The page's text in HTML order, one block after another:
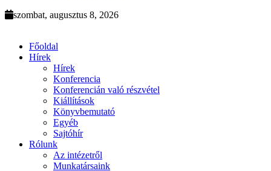
szombat, augusztus 8, 2026
Főoldal
Hírek
Hírek
Konferencia
Konferencián való részvétel
Kiállítások
Könyvbemutató
Egyéb
Sajtóhír
Rólunk
Az intézetről
Munkatársaink